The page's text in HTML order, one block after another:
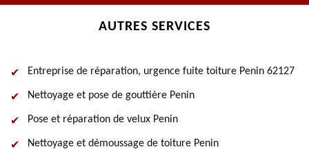
AUTRES SERVICES
Entreprise de réparation, urgence fuite toiture Penin 62127
Nettoyage et pose de gouttière Penin
Pose et réparation de velux Penin
Nettoyage et démoussage de toiture Penin